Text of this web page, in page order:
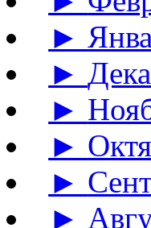
►
►
►
►
►
►